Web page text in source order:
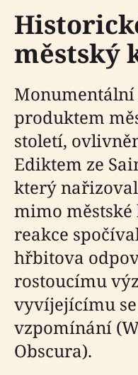
městský
produktem
století,
Ediktem ze
který
mimo městské
reakce
hřbitova
rostoucímu
vyvíjejícímu
vzpomínání
Obscura).